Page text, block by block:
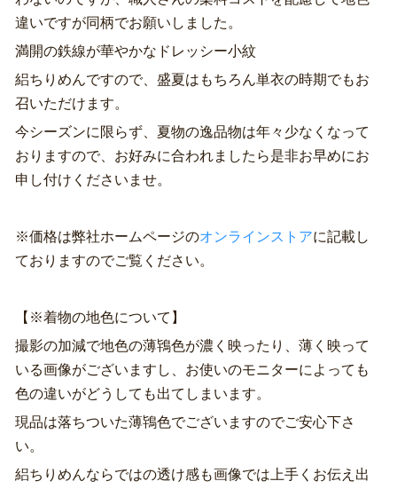
違いですが同柄でお願いしました。
満開の鉄線が華やかなドレッシー小紋
絽ちりめんですので、盛夏はもちろん単衣の時期でもお
召いただけます。
今シーズンに限らず、夏物の逸品物は年々少なくなって
おりますので、お好みに合われましたら是非お早めにお
申し付けくださいませ。
※価格は弊社ホームページのオンラインストアに記載し
ておりますのでご覧ください。
【※着物の地色について】
撮影の加減で地色の薄鴇色が濃く映ったり、薄く映って
いる画像がございますし、お使いのモニターによっても
色の違いがどうしても出てしまいます。
現品は落ちついた薄鴇色でございますのでご安心下さ
い。
絽ちりめんならではの透け感も画像では上手くお伝え出